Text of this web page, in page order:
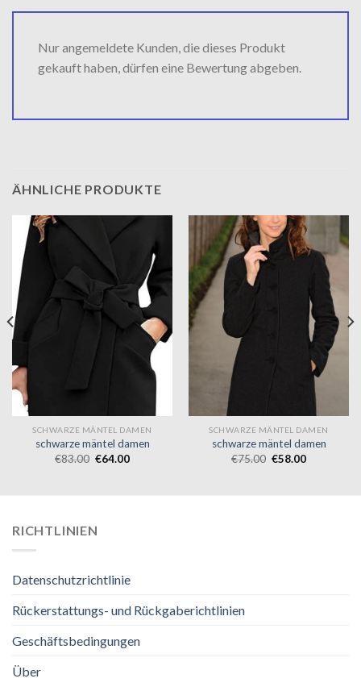
Nur angemeldete Kunden, die dieses Produkt
gekauft haben, dürfen eine Bewertung abgeben.
ÄHNLICHE PRODUKTE
SCHWARZE MÄNTEL DAMEN
schwarze mäntel damen
€83.00 €64.00
SCHWARZE MÄNTEL DAMEN
schwarze mäntel damen
€75.00 €58.00
RICHTLINIEN
Datenschutzrichtlinie
Rückerstattungs- und Rückgaberichtlinien
Geschäftsbedingungen
Über